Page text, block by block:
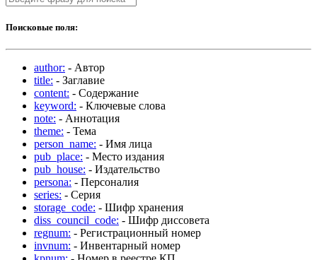
Поисковые поля:
author: - Автор
title: - Заглавие
content: - Содержание
keyword: - Ключевые слова
note: - Аннотация
theme: - Тема
person_name: - Имя лица
pub_place: - Место издания
pub_house: - Издательство
persona: - Персоналия
series: - Серия
storage_code: - Шифр хранения
diss_council_code: - Шифр диссовета
regnum: - Регистрационный номер
invnum: - Инвентарный номер